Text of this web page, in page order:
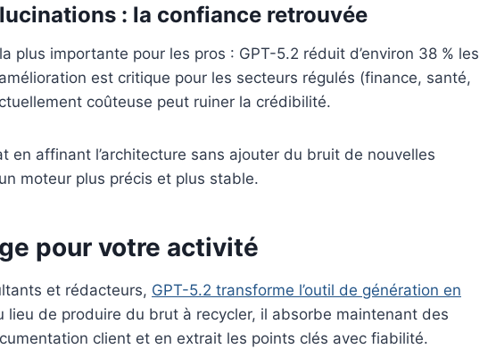
: la confiance retrouvée
plus importante pour les pros : GPT-5.2 réduit d’environ 38 % les
est critique pour les secteurs régulés (finance, santé,
coûteuse peut ruiner la crédibilité.
en affinant l’architecture sans ajouter du bruit de nouvelles
moteur plus précis et plus stable.
pour votre activité
et rédacteurs, GPT-5.2 transforme l’outil de génération en
lieu de produire du brut à recycler, il absorbe maintenant des
client et en extrait les points clés avec fiabilité.